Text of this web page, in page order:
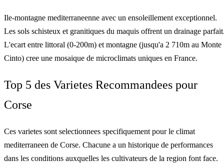
Ile-montagne mediterraneenne avec un ensoleillement exceptionnel.
Les sols schisteux et granitiques du maquis offrent un drainage
L'ecart entre littoral (0-200m) et montagne (jusqu'a 2 710m au Monte
Cinto) cree une mosaique de microclimats uniques en France.
Top 5 des Varietes Recommandees pour
Corse
Ces varietes sont selectionnees specifiquement pour le climat
mediterraneen de Corse. Chacune a un historique de performances
dans les conditions auxquelles les cultivateurs de la region font face.